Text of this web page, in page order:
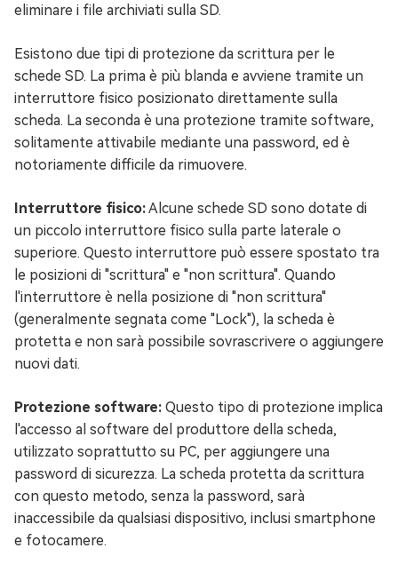
eliminare i file archiviati sulla SD.
Esistono due tipi di protezione da scrittura per le
schede SD. La prima è più blanda e avviene tramite un
interruttore fisico posizionato direttamente sulla
scheda. La seconda è una protezione tramite software,
solitamente attivabile mediante una password, ed è
notoriamente difficile da rimuovere.
Interruttore fisico:Alcune schede SD sono dotate di
un piccolo interruttore fisico sulla parte laterale o
superiore. Questo interruttore può essere spostato tra
le posizioni di "scrittura" e "non scrittura". Quando
l'interruttore è nella posizione di "non scrittura"
(generalmente segnata come "Lock"), la scheda è
protetta e non sarà possibile sovrascrivere o aggiungere
nuovi dati.
Protezione software: Questo tipo di protezione implica
l'accesso al software del produttore della scheda,
utilizzato soprattutto su PC, per aggiungere una
password di sicurezza. La scheda protetta da scrittura
con questo metodo, senza la password, sarà
inaccessibile da qualsiasi dispositivo, inclusi smartphone
e fotocamere.